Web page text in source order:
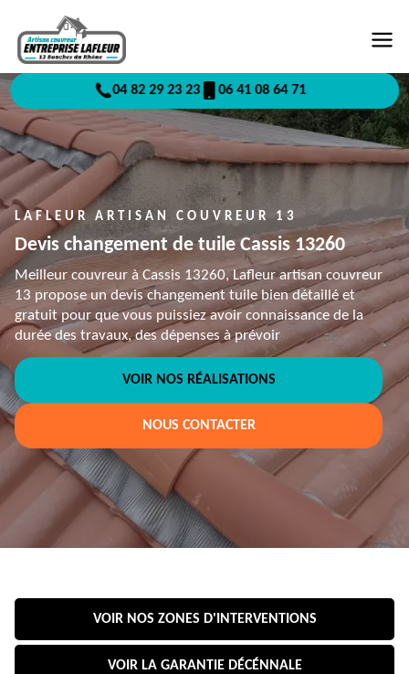
04 82 29 23 23 06 41 08 64 71
LAFLEUR ARTISAN COUVREUR 13
Devis changement de tuile Cassis 13260
Meilleur couvreur à Cassis 13260, Lafleur artisan couvreur
13 propose un devis changement tuile bien détaillé et
gratuit pour que vous puissiez avoir connaissance de la
durée des travaux, des dépenses à prévoir
VOIR NOS RÉALISATIONS
NOUS CONTACTER
VOIR NOS ZONES D'INTERVENTIONS
VOIR LA GARANTIE DÉCÉNNALE